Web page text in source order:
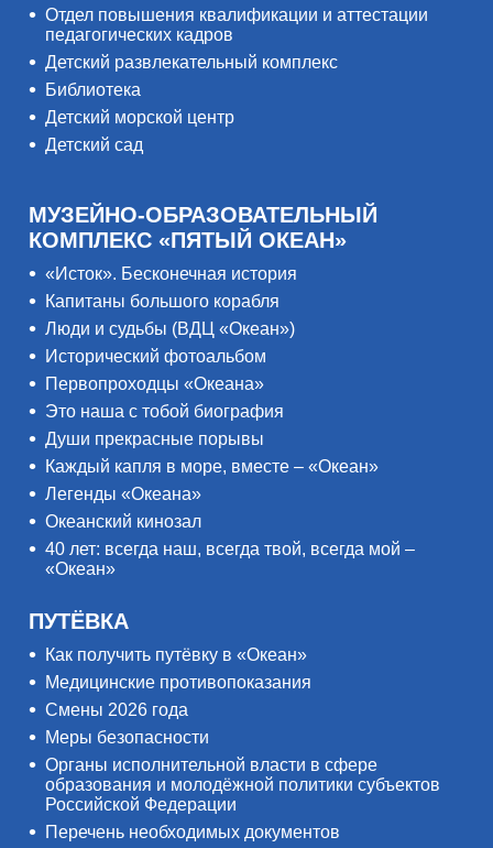
Отдел повышения квалификации и аттестации
педагогических кадров
Детский развлекательный комплекс
Библиотека
Детский морской центр
Детский сад
МУЗЕЙНО-ОБРАЗОВАТЕЛЬНЫЙ
КОМПЛЕКС «ПЯТЫЙ ОКЕАН»
«Исток». Бесконечная история
Капитаны большого корабля
Люди и судьбы (ВДЦ «Океан»)
Исторический фотоальбом
Первопроходцы «Океана»
Это наша с тобой биография
Души прекрасные порывы
Каждый капля в море, вместе – «Океан»
Легенды «Океана»
Океанский кинозал
40 лет: всегда наш, всегда твой, всегда мой –
«Океан»
ПУТЁВКА
Как получить путёвку в «Океан»
Медицинские противопоказания
Смены 2026 года
Меры безопасности
Органы исполнительной власти в сфере
образования и молодёжной политики субъектов
Российской Федерации
Перечень необходимых документов